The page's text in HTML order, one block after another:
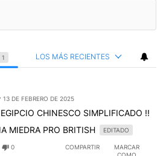
1 LOS MÁS RECIENTES
13 DE FEBRERO DE 2025
CHINESCO SIMPLIFICADO !!
MIEDRA PRO BRITISH
EDITADO
0 COMPARTIR
MARCAR